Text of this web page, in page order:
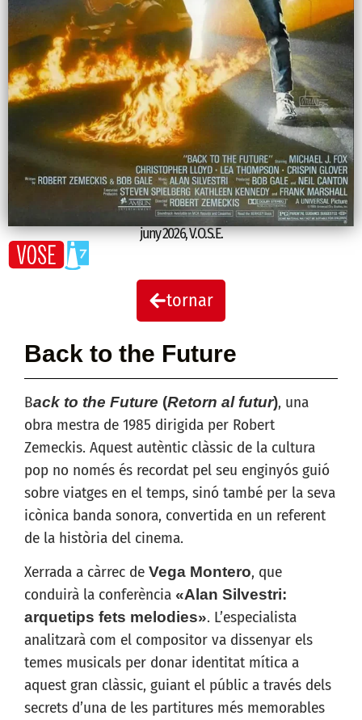
juny 2026,V.O.S.E.
tornar
Back to the Future
Back to the Future (Retorn al futur), una
obra mestra de 1985 dirigida per Robert
Zemeckis. Aquest autèntic clàssic de la cultura
pop no només és recordat pel seu enginyós guió
sobre viatges en el temps, sinó també per la seva
icònica banda sonora, convertida en un referent
de la història del cinema.
Xerrada a càrrec de Vega Montero, que
conduirà la conferència «Alan Silvestri:
arquetips fets melodies». L’especialista
analitzarà com el compositor va dissenyar els
temes musicals per donar identitat mítica a
aquest gran clàssic, guiant el públic a través dels
secrets d’una de les partitures més memorables